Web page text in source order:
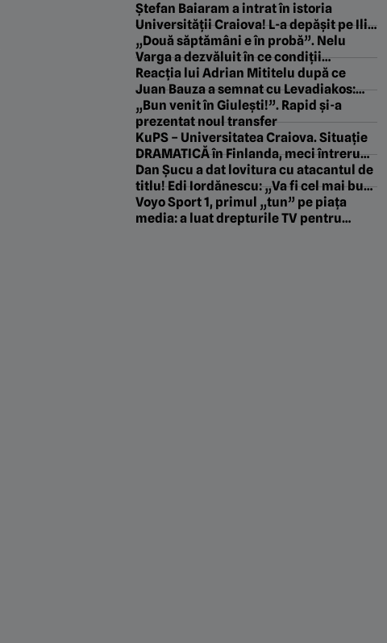
Ștefan Baiaram a intrat în istoria
Universității Craiova! L-a depășit pe Ilie
Balaci și îl vânează pe Sorin Cârțu
„Două săptămâni e în probă”. Nelu
Varga a dezvăluit în ce condiții
semnează Billel Omrani cu CFR Cluj
Reacția lui Adrian Mititelu după ce
Juan Bauza a semnat cu Levadiakos:
„Am somat clubul grec!”
„Bun venit în Giulești!”. Rapid și-a
prezentat noul transfer
KuPS – Universitatea Craiova. Situație
DRAMATICĂ în Finlanda, meci întrerupt
în minutul 90! Ambulanța intră pe teren
pentru jucătorul prăbușit din senin!
Cronica LIVE
Dan Șucu a dat lovitura cu atacantul de
titlu! Edi Iordănescu: „Va fi cel mai bun
din România!”
Voyo Sport 1, primul „tun” pe piața
media: a luat drepturile TV pentru